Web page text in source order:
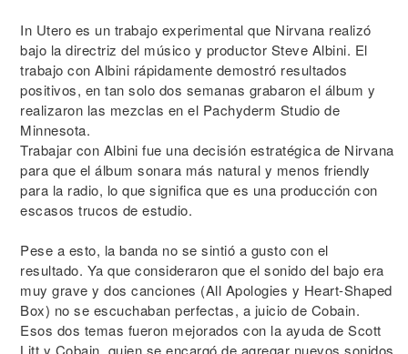
In Utero es un trabajo experimental que Nirvana realizó
bajo la directriz del músico y productor Steve Albini. El
trabajo con Albini rápidamente demostró resultados
positivos, en tan solo dos semanas grabaron el álbum y
realizaron las mezclas en el Pachyderm Studio de
Minnesota.
Trabajar con Albini fue una decisión estratégica de Nirvana
para que el álbum sonara más natural y menos friendly
para la radio, lo que significa que es una producción con
escasos trucos de estudio.
Pese a esto, la banda no se sintió a gusto con el
resultado. Ya que consideraron que el sonido del bajo era
muy grave y dos canciones (All Apologies y Heart-Shaped
Box) no se escuchaban perfectas, a juicio de Cobain.
Esos dos temas fueron mejorados con la ayuda de Scott
Litt y Cobain, quien se encargó de agregar nuevos sonidos